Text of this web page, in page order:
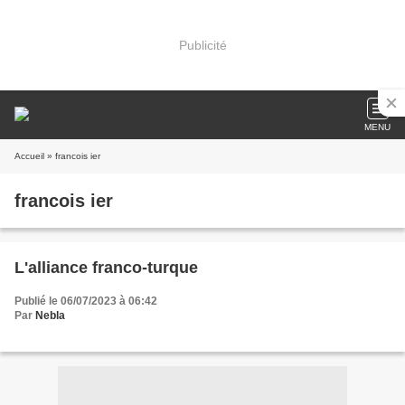
Publicité
MENU
Accueil » francois ier
francois ier
L'alliance franco-turque
Publié le 06/07/2023 à 06:42
Par Nebla